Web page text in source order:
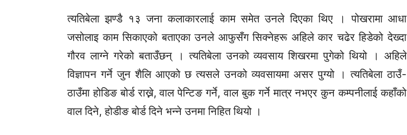
त्यतिबेला झण्डै १३ जना कलाकारलाई काम समेत उनले दिएका थिए । पोखरामा आधा
जसोलाइ काम सिकाएको बताएका उनले आफुसँग सिक्नेहरू अहिले कार चढेर हिडेको देख्दा
गौरव लाग्ने गरेको बताउँछन् । त्यतिबेला उनको व्यवसाय शिखरमा पुगेको थियो । अहिले
विज्ञापन गर्ने जुन शैलि आएको छ त्यसले उनको व्यवसायमा असर पुग्यो । त्यतिबेला ठाउँ-
ठाउँमा होडिङ बोर्ड राख्ने, वाल पेन्टिङ गर्ने, वाल बुक गर्ने मात्र नभएर कुन कम्पनीलाई कहाँको
वाल दिने, होडीङ बोर्ड दिने भन्ने उनमा निहित थियो ।